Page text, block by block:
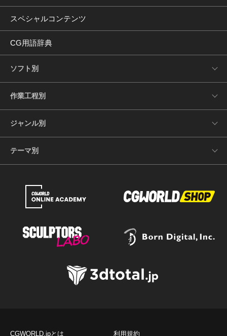
スペシャルコンテンツ
CG用語辞典
ソフト別
作業工程別
ジャンル別
テーマ別
CGWORLD.jpとは 利用規約